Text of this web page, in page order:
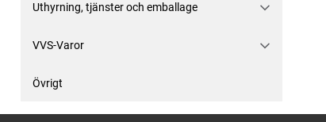
Uthyrning, tjänster och emballage
VVS-Varor
Övrigt